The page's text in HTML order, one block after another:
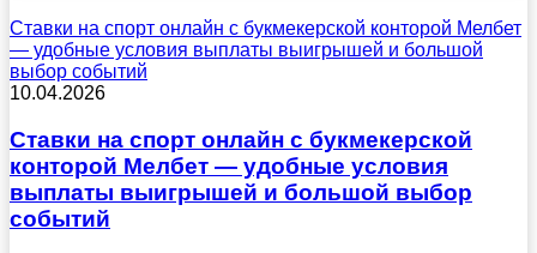
Ставки на спорт онлайн с букмекерской конторой Мелбет
— удобные условия выплаты выигрышей и большой
выбор событий
10.04.2026
Ставки на спорт онлайн с букмекерской
конторой Мелбет — удобные условия
выплаты выигрышей и большой выбор
событий